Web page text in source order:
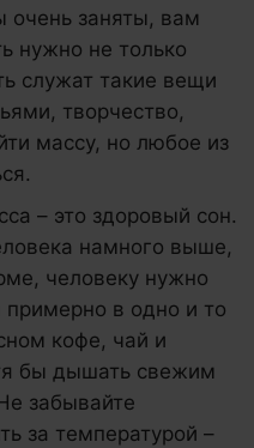
очень заняты, вам
нужно не только
служат такие вещи
творчество,
массу, но любое из
– это здоровый сон.
намного выше,
человеку нужно
примерно в одно и то
кофе, чай и
бы дышать свежим
забывайте
за температурой –